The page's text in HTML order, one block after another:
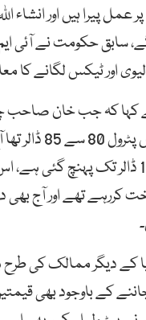
عمل پیرا ہیں اور انشاء
اور ٹیکس لگانے کا
کہا کہ جب خان صاحب
عالمی مارکیٹ میں
اضافے کے بعد 120 ڈالر تک پہنچ
کررہے تھے اور آج بھی
کے دیگر ممالک کی
کے باوجود بھی